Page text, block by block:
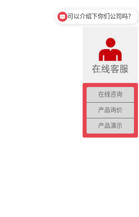
在线咨询
产品询价
产品演示
可以介绍下你们公司吗？